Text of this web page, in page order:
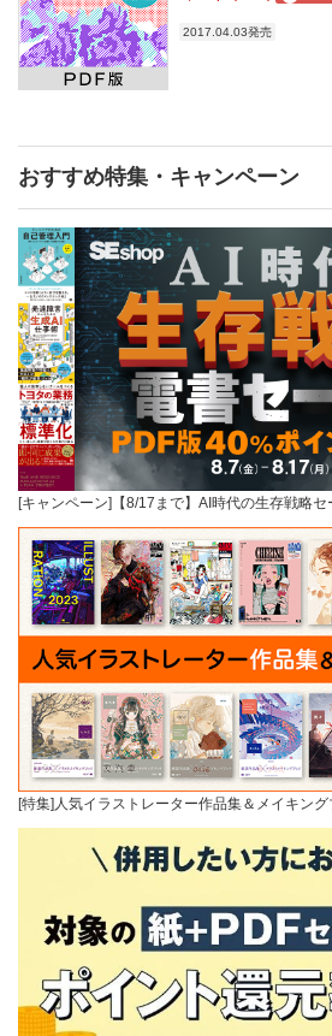
2017.04.03発売
おすすめ特集・キャンペーン
[キャンペーン]【8/17まで】AI時代の生存戦略
[特集]人気イラストレーター作品集＆メイキング